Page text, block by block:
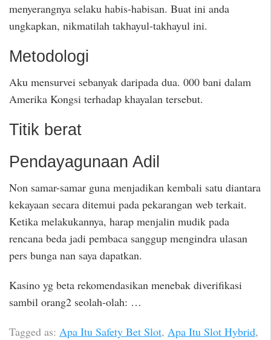
menyerangnya selaku habis-habisan. Buat ini anda
ungkapkan, nikmatilah takhayul-takhayul ini.
Metodologi
Aku mensurvei sebanyak daripada dua. 000 bani dalam
Amerika Kongsi terhadap khayalan tersebut.
Titik berat
Pendayagunaan Adil
Non samar-samar guna menjadikan kembali satu diantara
kekayaan secara ditemui pada pekarangan web terkait.
Ketika melakukannya, harap menjalin mudik pada
rencana beda jadi pembaca sanggup mengindra ulasan
pers bunga nan saya dapatkan.
Kasino yg beta rekomendasikan menebak diverifikasi
sambil orang2 seolah-olah: …
Tagged as: Apa Itu Safety Bet Slot, Apa Itu Slot Hybrid,